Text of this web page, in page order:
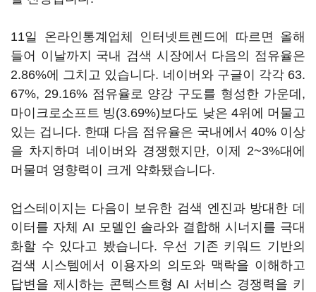
11일 온라인통계업체 인터넷트렌드에 따르면 올해
들어 이날까지 국내 검색 시장에서 다음의 점유율은
2.86%에 그치고 있습니다. 네이버와 구글이 각각 63.
67%, 29.16% 점유율로 양강 구도를 형성한 가운데,
마이크로소프트 빙(3.69%)보다도 낮은 4위에 머물고
있는 겁니다. 한때 다음 점유율은 국내에서 40% 이상
을 차지하며 네이버와 경쟁했지만, 이제 2~3%대에
머물며 영향력이 크게 약화됐습니다.
업스테이지는 다음이 보유한 검색 엔진과 방대한 데
이터를 자체 AI 모델인 솔라와 결합해 시너지를 극대
화할 수 있다고 봤습니다. 우선 기존 키워드 기반의
검색 시스템에서 이용자의 의도와 맥락을 이해하고
답변을 제시하는 콘텍스트형 AI 서비스 경쟁력을 키